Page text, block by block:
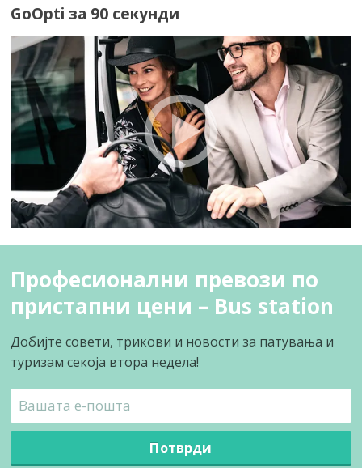
GoOpti за 90 секунди
Професионални превози по
пристапни цени – Bus station
Добијте совети, трикови и новости за патувања и
туризам секоја втора недела!
Потврди